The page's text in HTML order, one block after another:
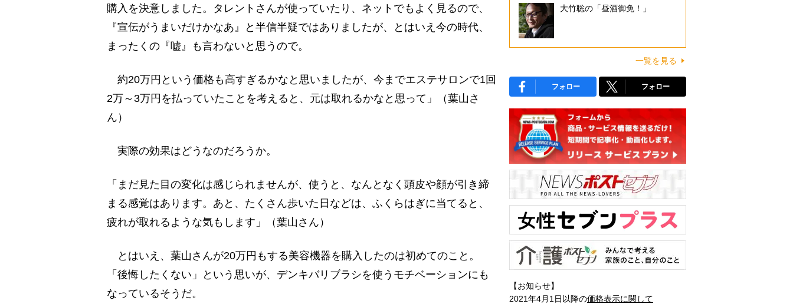
購入を決意しました。タレントさんが使っていたり、ネットでもよく見るので、
『宣伝がうまいだけかなあ』と半信半疑ではありましたが、とはいえ今の時代、
まったくの『嘘』も言わないと思うので。
約20万円という価格も高すぎるかなと思いましたが、今までエステサロンで1回
2万～3万円を払っていたことを考えると、元は取れるかなと思って」（葉山さ
ん）
実際の効果はどうなのだろうか。
「まだ見た目の変化は感じられませんが、使うと、なんとなく頭皮や顔が引き締
まる感覚はあります。あと、たくさん歩いた日などは、ふくらはぎに当てると、
疲れが取れるような気もします」（葉山さん）
とはいえ、葉山さんが20万円もする美容機器を購入したのは初めてのこと。
「後悔したくない」という思いが、デンキバリブラシを使うモチベーションにも
なっているそうだ。
大竹聡の「昼酒御免！」
一覧を見る
フォロー フォロー
【お知らせ】
2021年4月1日以降の価格表示に関して